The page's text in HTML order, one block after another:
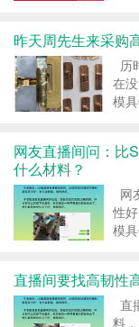
厂
昨天周先生来采购
历
在
模
候
网友直播间问：比
什么材料？
网
性
模
直播间要找高韧性
直
料